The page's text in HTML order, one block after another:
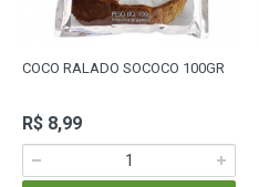
COCO RALADO SOCOCO 100GR
R$ 8,99